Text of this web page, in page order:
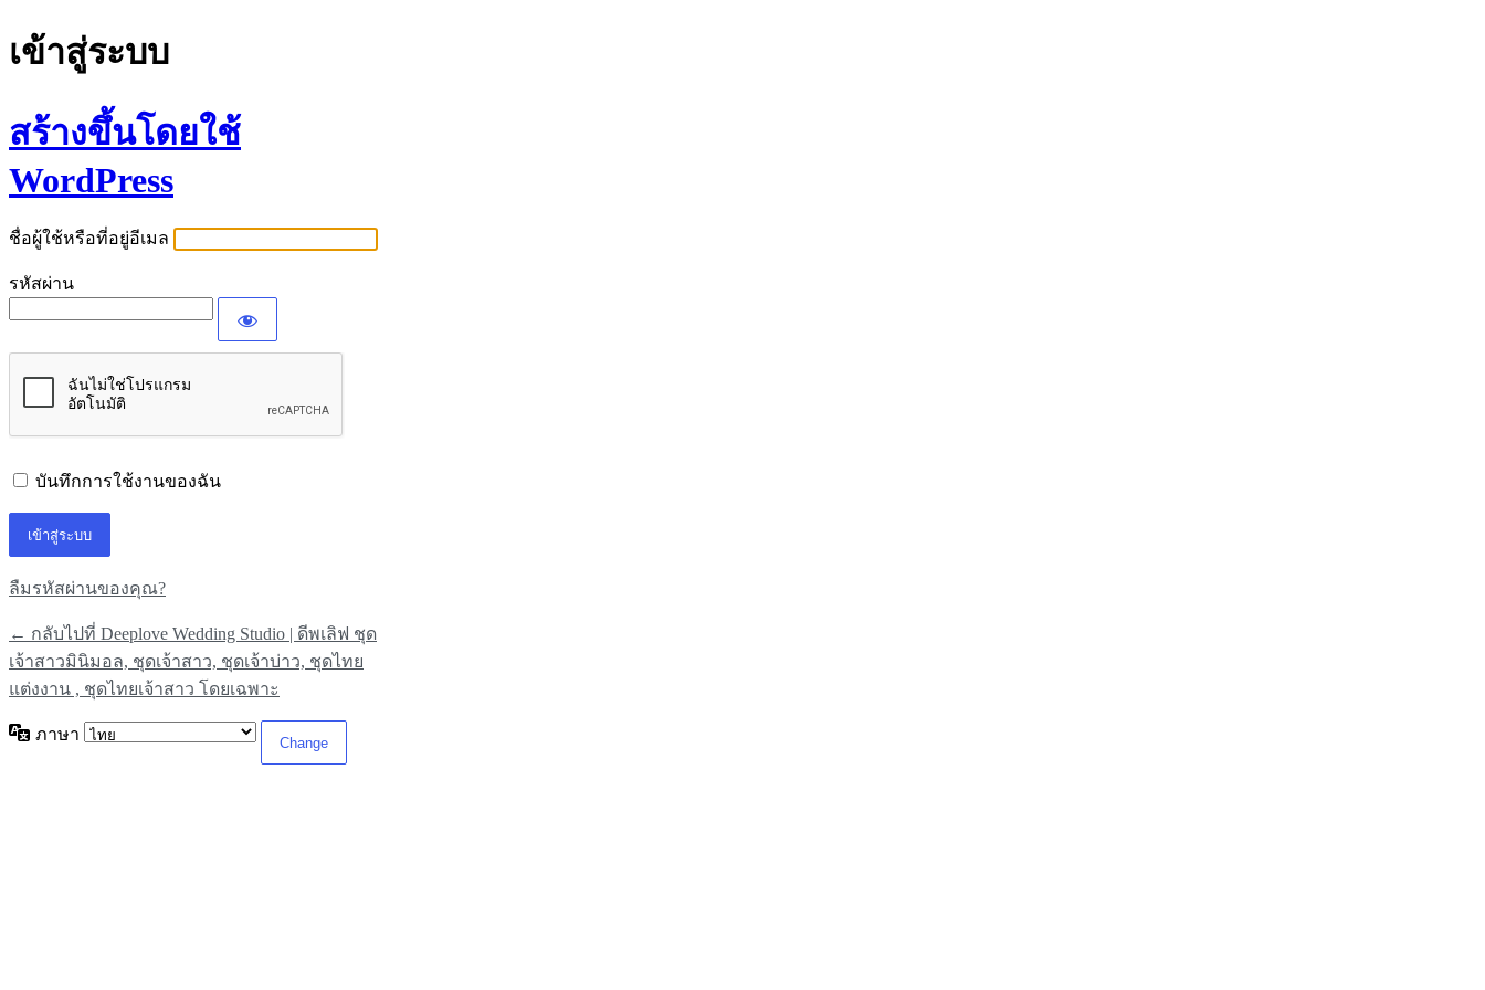
เข้าสู่ระบบ
สร้างขึ้นโดยใช้
WordPress
ชื่อผู้ใช้หรือที่อยู่อีเมล
รหัสผ่าน
บันทึกการใช้งานของฉัน
ลืมรหัสผ่านของคุณ?
← กลับไปที่ Deeplove Wedding Studio | ดีพเลิฟ ชุด
เจ้าสาวมินิมอล, ชุดเจ้าสาว, ชุดเจ้าบ่าว, ชุดไทย
แต่งงาน , ชุดไทยเจ้าสาว โดยเฉพาะ
ภาษา